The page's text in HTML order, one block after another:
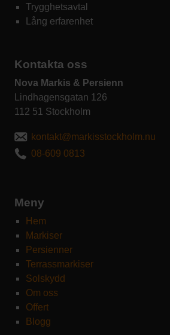
Trygghetsavtal
Lång erfarenhet
Kontakta oss
Nova Markis & Persienn
Lindhagensgatan 126
112 51 Stockholm
kontakt@markisstockholm.nu
08-609 0813
Meny
Hem
Markiser
Persienner
Terrassmarkiser
Solskydd
Om oss
Offert
Blogg